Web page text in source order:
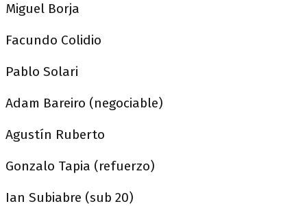
Miguel Borja
Facundo Colidio
Pablo Solari
Adam Bareiro (negociable)
Agustín Ruberto
Gonzalo Tapia (refuerzo)
Ian Subiabre (sub 20)